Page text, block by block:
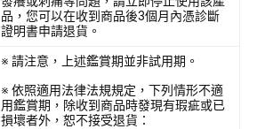
品，您可以在收到商品後3個月內憑診斷
證明書申請退貨。
※ 請注意，上述鑑賞期並非試用期。
※ 依照適用法律法規規定，下列情形不適
用鑑賞期，除收到商品時發現有瑕疵或已
損壞者外，恕不接受退貨：